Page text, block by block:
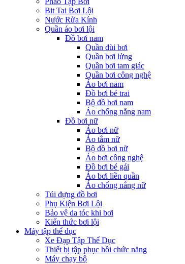
Bit Tai Bơi Lội
Nước Rửa Kính
Quần áo bơi lội
Đồ bơi nam
Quần đùi bơi
Quần bơi lửng
Quần bơi tam giác
Quần bơi công nghệ
Áo bơi nam
Đồ bơi bé trai
Bộ đồ bơi nam
Áo chống nắng nam
Đồ bơi nữ
Áo bơi nữ
Áo tắm nữ
Bộ đồ bơi nữ
Áo bơi công nghệ
Đồ bơi bé gái
Áo bơi liền quần
Áo chống nắng nữ
Túi đựng đồ bơi
Phụ Kiện Bơi Lội
Bảo vệ da tóc khi bơi
Kiến thức bơi lội
Máy tập thể dục
Xe Đạp Tập Thể Dục
Thiết bị tập phục hồi chức năng
Máy chạy bộ